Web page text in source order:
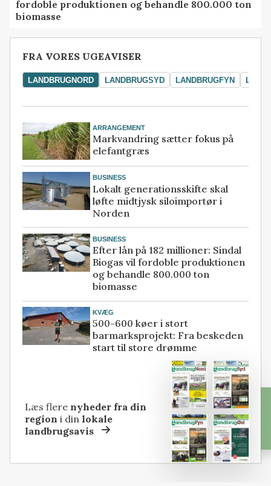
fordoble produktionen og behandle 800.000 ton
biomasse
FRA VORES UGEAVISER
LANDBRUGNORD LANDBRUGSYD LANDBRUGFYN
ARRANGEMENT
Markvandring sætter fokus på
elefantgræs
BUSINESS
Lokalt generationsskifte skal
løfte midtjysk siloimportør i
Norden
BUSINESS
Efter lån på 182 millioner: Sindal
Biogas vil fordoble produktionen
og behandle 800.000 ton
biomasse
KVÆG
500-600 køer i stort
barmarksprojekt: Fra beskeden
start til store drømme
Læs flere nyheder fra din
region i dinlokale
landbrugsavis